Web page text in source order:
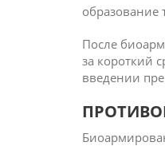
образование
После
за короткий
введении